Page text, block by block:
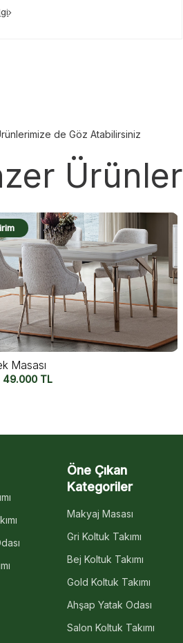
de Göz Atabilirsiniz
Ürünler
Masası
47.500TL
Öne Çıkan
Kategoriler
Makyaj Masası
Gri Koltuk Takımı
Bej Koltuk Takımı
Gold Koltuk Takımı
Ahşap Yatak Odası
Salon Koltuk Takımı